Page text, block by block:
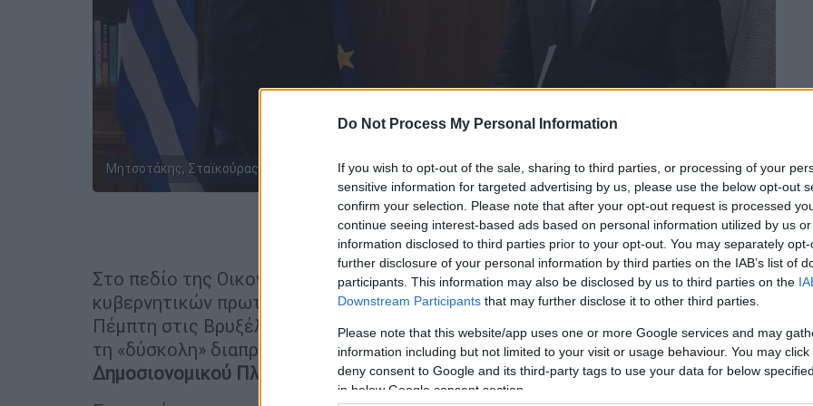
Do Not Process My Personal Information
If you wish to opt-out of the sale, sharing to third parties, or processing of your
sensitive information for targeted advertising by us, please use the below opt-out
confirm your selection. Please note that after your opt-out request is processed
continue seeing interest-based ads based on personal information utilized by us
information disclosed to third parties prior to your opt-out. You may separately
further disclosure of your personal information by third parties on the IAB’s list of
participants. This information may also be disclosed by us to third parties on the
Downstream Participants that may further disclose it to other third parties.
Please note that this website/app uses one or more Google services and may
information including but not limited to your visit or usage behaviour. You may
deny consent to Google and its third-party tags to use your data for below
in below Google consent section.
Μητσοτάκης, Σταϊκούρας ετοιμάζουν βαλίτσες (eurokinissi)
Προσθέστε το ΕΘΝΟΣ στη Google
Στο πεδίο της Οικονομίας μετατοπίζεται την τρέχουσα εβδομάδα το βάρος των
κυβερνητικών πρωτοβουλιών, καθώς οΚυριάκος Μητσοτάκηςμεταβαίνει την
Πέμπτη στις Βρυξέλλες, στο πλαίσιο τηςέκτακτης Συνόδου Κορύφης ,για
τη «δύσκολη» διαπραγμάτευση σχετικά με την κατάρτιση τουΠολυετούς
Δημοσιονομικού Πλαισίου 2021 – 2027.